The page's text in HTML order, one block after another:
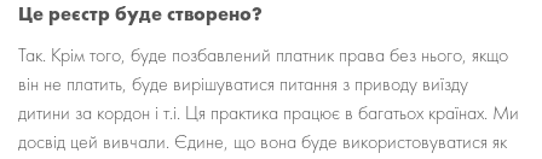
Це реєстр буде створено?
Так. Крім того, буде позбавлений платник права без нього, якщо
він не платить, буде вирішуватися питання з приводу виїзду
дитини за кордон і т.і. Ця практика працює в багатьох країнах. Ми
досвід цей вивчали. Єдине, що вона буде використовуватися як